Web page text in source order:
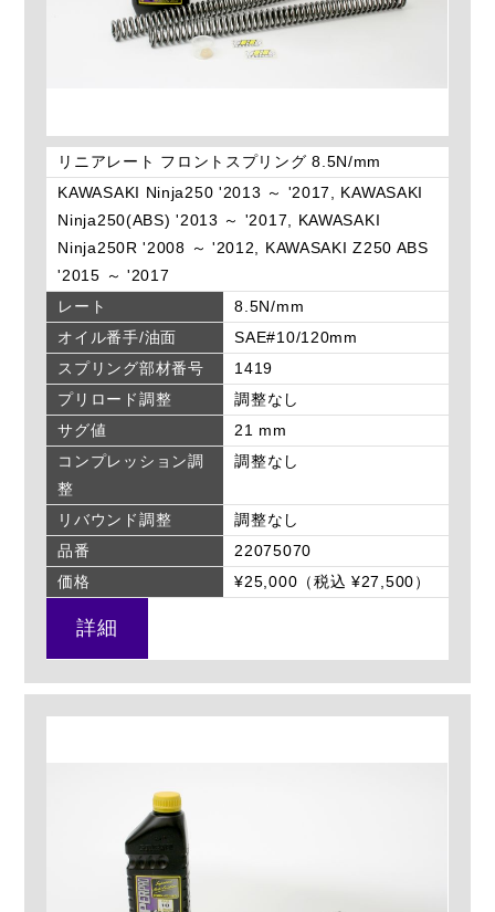
リニアレート フロントスプリング 8.5N/mm
KAWASAKI Ninja250 '2013 ～ '2017, KAWASAKI
Ninja250(ABS) '2013 ～ '2017, KAWASAKI
Ninja250R '2008 ～ '2012, KAWASAKI Z250 ABS
'2015 ～ '2017
レート
8.5N/mm
オイル番手/油面
SAE#10/120mm
スプリング部材番号
1419
プリロード調整
調整なし
サグ値
21 mm
コンプレッション調
整
調整なし
リバウンド調整
調整なし
品番
22075070
価格
¥25,000（税込 ¥27,500）
詳細